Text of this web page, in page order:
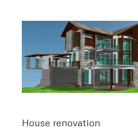
House renovation